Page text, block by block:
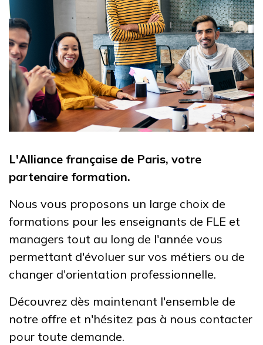
L'Alliance française de Paris, votre
partenaire formation.
Nous vous proposons un large choix de
formations pour les enseignants de FLE et
managers tout au long de l'année vous
permettant d'évoluer sur vos métiers ou de
changer d'orientation professionnelle.
Découvrez dès maintenant l'ensemble de
notre offre et n'hésitez pas à nous contacter
pour toute demande.